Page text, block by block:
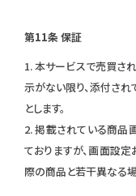
第11条 保証
1. 本サービスで売買さ
示がない限り、添付さ
とします。
2. 掲載されている商品
ておりますが、画面設
際の商品と若干異なる場